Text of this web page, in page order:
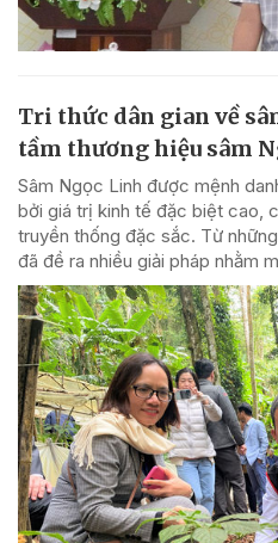
Tri thức dân gian về
tầm thương hiệu sâm
Sâm Ngọc Linh được mệnh
bởi giá trị kinh tế đặc biệt cao,
truyền thống đặc sắc. Từ
đã đề ra nhiều giải pháp nhằm